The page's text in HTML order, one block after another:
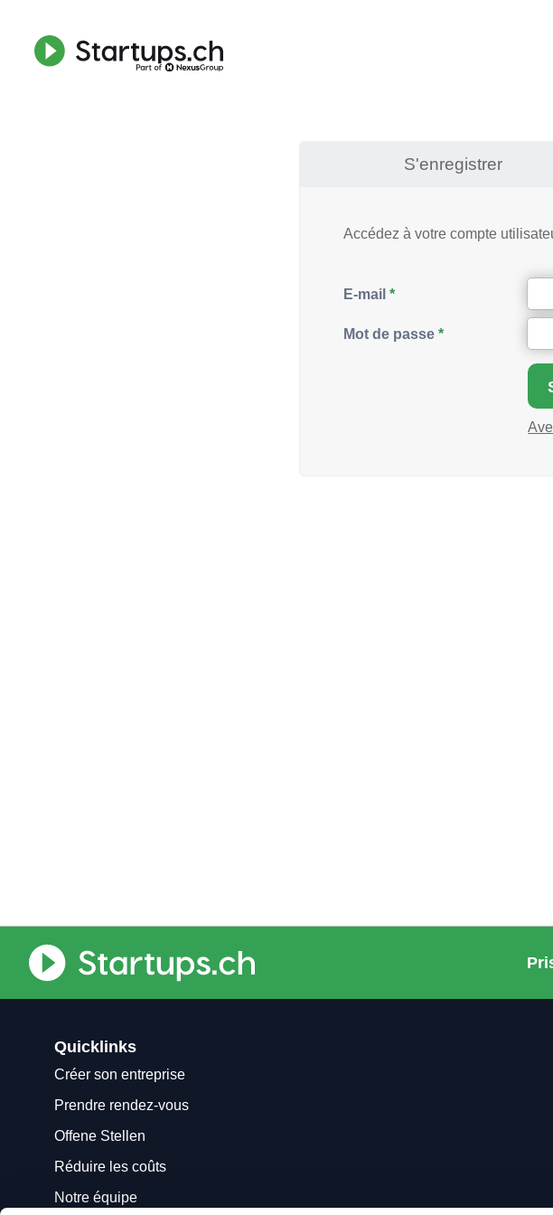
S'enregistrer
Accédez à votre compte
E-mail
Mot de passe
Quicklinks
Créer son entreprise
Prendre rendez-vous
Offene Stellen
Réduire les coûts
Notre équipe